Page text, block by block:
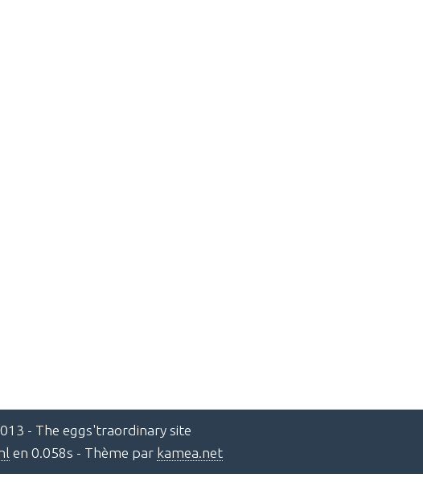
- The eggs'traordinary site
en 0.058s - Thème par kamea.net